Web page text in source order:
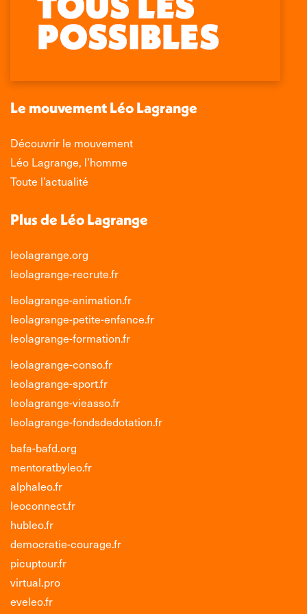
Facebook
s'ouvre
une
fenêtre
page
X
s'ouvre
une
fenêtre
page
LinkedIn
s'ouvre
une
fenêtre
page
Instagram
s'ouvre
une
nouvelle
fenêtre
Le mouvement Léo Lagrange
Découvrir le mouvement
Léo Lagrange, l’homme
Toute l’actualité
Plus de Léo Lagrange
leolagrange.org
leolagrange-recrute.fr
leolagrange-animation.fr
leolagrange-petite-enfance.fr
leolagrange-formation.fr
leolagrange-conso.fr
leolagrange-sport.fr
leolagrange-vieasso.fr
leolagrange-fondsdedotation.fr
bafa-bafd.org
mentoratbyleo.fr
alphaleo.fr
leoconnect.fr
hubleo.fr
democratie-courage.fr
picuptour.fr
virtual.pro
eveleo.fr